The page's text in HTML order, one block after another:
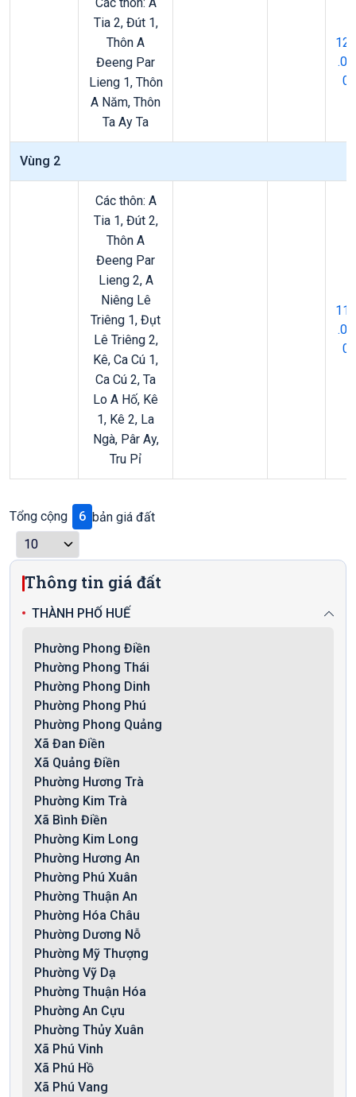
Tia 2, Đút 1,
Thôn A
Đeeng Par
Lieng 1, Thôn
A Năm, Thôn
Ta Ay Ta
120
.00
0
Vùng 2
Các thôn: A
Tia 1, Đút 2,
Thôn A
Đeeng Par
Lieng 2, A
Niêng Lê
Triêng 1, Đụt
Lê Triêng 2,
Kê, Ca Cú 1,
Ca Cú 2, Ta
Lo A Hố, Kê
1, Kê 2, La
Ngà, Pâr Ay,
Tru Pỉ
110
.00
0
Tổng cộng 6 bản giá đất
Thông tin giá đất
THÀNH PHỐ HUẾ
Phường Phong Điền
Phường Phong Thái
Phường Phong Dinh
Phường Phong Phú
Phường Phong Quảng
Xã Đan Điền
Xã Quảng Điền
Phường Hương Trà
Phường Kim Trà
Xã Bình Điền
Phường Kim Long
Phường Hương An
Phường Phú Xuân
Phường Thuận An
Phường Hóa Châu
Phường Dương Nỗ
Phường Mỹ Thượng
Phường Vỹ Dạ
Phường Thuận Hóa
Phường An Cựu
Phường Thủy Xuân
Xã Phú Vinh
Xã Phú Hồ
Xã Phú Vang